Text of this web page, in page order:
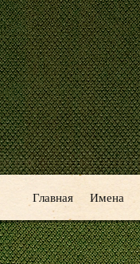
Главная Имена